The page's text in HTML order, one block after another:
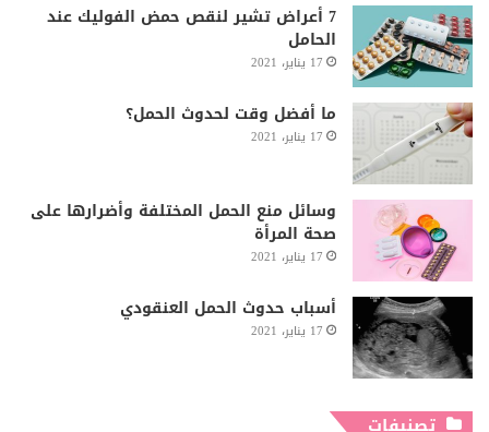
7 أعراض تشير لنقص حمض الفوليك عند
الحامل
17 يناير، 2021
ما أفضل وقت لحدوث الحمل؟
17 يناير، 2021
وسائل منع الحمل المختلفة وأضرارها على
صحة المرأة
17 يناير، 2021
أسباب حدوث الحمل العنقودي
17 يناير، 2021
تصنيفات